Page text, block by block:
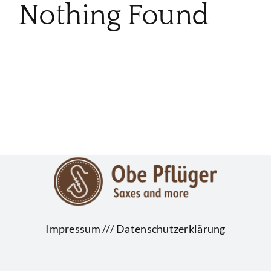
Nothing Found
Impressum///Datenschutzerklärung